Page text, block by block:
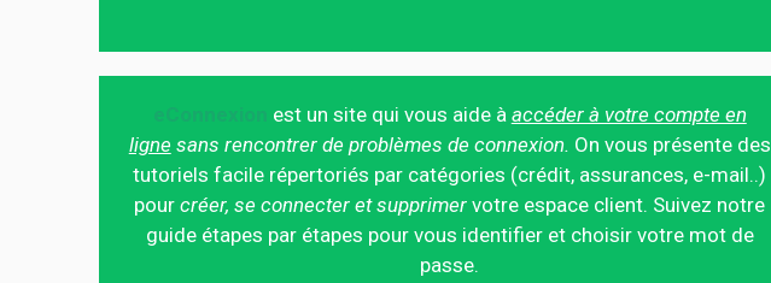
est un site qui vous aide à accéder à votre compte en
ligne sans rencontrer de problèmes de connexion. On vous présente des
tutoriels facile répertoriés par catégories (crédit, assurances, e-mail..)
pourcréer, se connecter et supprimer votre espace client. Suivez notre
guide étapes par étapes pour vous identifier et choisir votre mot de
passe.